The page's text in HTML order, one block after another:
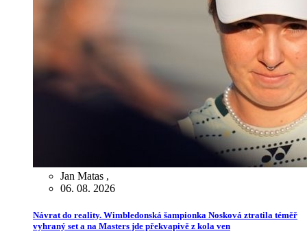
Jan Matas ,
06. 08. 2026
Návrat do reality. Wimbledonská šampionka Nosková ztratila téměř
vyhraný set a na Masters jde překvapivě z kola ven